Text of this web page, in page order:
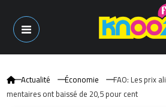
Actualité Économie
FAO: Les prix ali
mentaires ont baissé de 20,5 pour cent